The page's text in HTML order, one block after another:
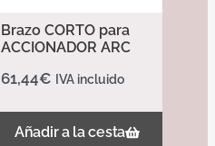
Brazo CORTO para
ACCIONADOR ARC
61,44€ IVA incluido
Añadir a la cesta